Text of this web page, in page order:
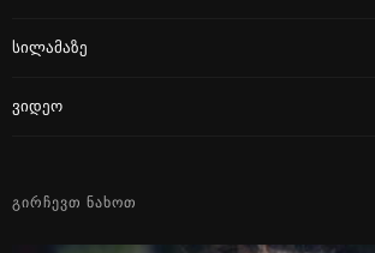
Სილამაზე
Ვიდეო
ᲒᲘᲠᲩᲔᲕᲗ ᲜᲐᲮᲝᲗ